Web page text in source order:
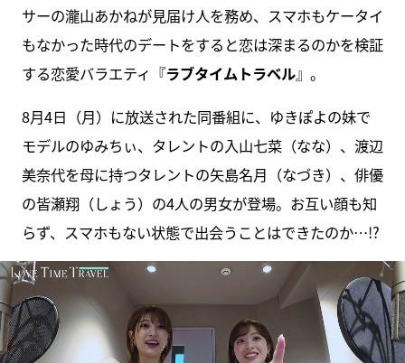
サーの瀧山あかねが見届け人を務め、スマホもケータイ
もなかった時代のデートをすると恋は深まるのかを検証
する恋愛バラエティ『ラブタイムトラベル』。
8月4日（月）に放送された同番組に、ゆきぽよの妹で
モデルのゆみちぃ、タレントの入山七菜（なな）、渡辺
美奈代を母に持つタレントの矢島名月（なづき）、俳優
の皆瀬翔（しょう）の4人の男女が登場。お互い顔も知
らず、スマホもない状態で出会うことはできたのか…!?